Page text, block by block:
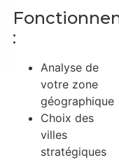
:
Analyse de
votre zone
géographique
Choix des
villes
stratégiques